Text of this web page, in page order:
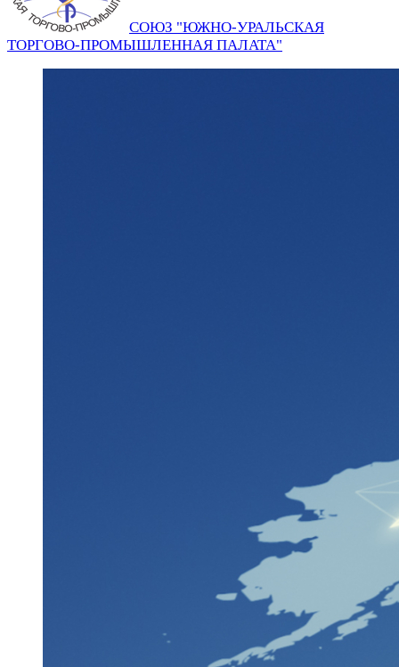
СОЮЗ "ЮЖНО-УРАЛЬСКАЯ
ТОРГОВО-ПРОМЫШЛЕННАЯ ПАЛАТА"